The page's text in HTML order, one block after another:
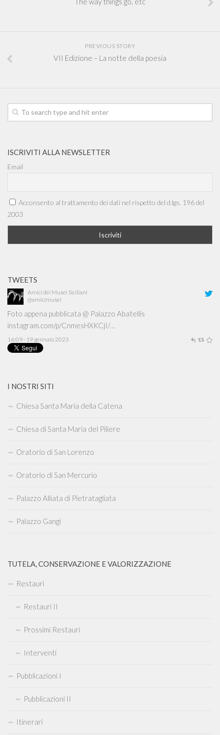
PREVIOUS STORY
VII Edizione – La notte della poesia
ISCRIVITI ALLA NEWSLETTER
Email
Acconsento al trattamento dei dati nel rispetto del d.lgs. 196 del
2003
TWEETS
Amici dei Musei Siciliani
@amicimusei
Foto appena pubblicata @ Palazzo Abatellis
instagram.com/p/CnmesHXKCjI/…
16:09 · 19 gennaio 2023
I NOSTRI SITI
Chiesa Santa Maria della Catena
Chiesa di Santa Maria del Piliere
Oratorio di San Lorenzo
Oratorio di San Mercurio
Palazzo Alliata di Pietratagliata
Palazzo Gangi
TUTELA, CONSERVAZIONE E VALORIZZAZIONE
Restauri
Restauri II
Prossimi Restauri
Interventi
Pubblicazioni I
Pubblicazioni II
Itinerari